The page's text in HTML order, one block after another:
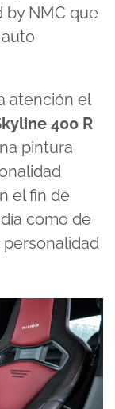
by NMC que
atención el
400 R
pintura
el fin de
como de